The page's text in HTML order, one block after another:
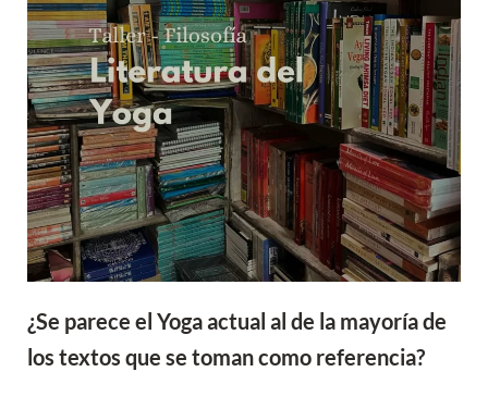
¿Se parece el Yoga actual al de la mayoría de
los textos que se toman como referencia?